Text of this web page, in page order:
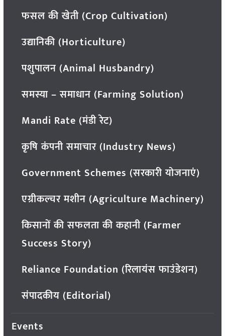
फसल की खेती (Crop Cultivation)
उद्यानिकी (Horticulture)
पशुपालन (Animal Husbandry)
समस्या – समाधान (Farming Solution)
Mandi Rate (मंडी रेट)
कृषि कंपनी समाचार (Industry News)
Government Schemes (सरकारी योजनाएं)
एग्रीकल्चर मशीन (Agriculture Machinery)
किसानों की सफलता की कहानी (Farmer
Success Story)
Reliance Foundation (रिलायंस फाउंडेशन)
संपादकीय (Editorial)
Events